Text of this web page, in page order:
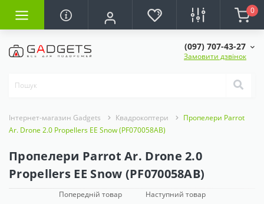
0
(097) 707-43-27
Замовити дзвінок
Інтернет-магазин Gadgets Квадрокоптери
Пропелери Parrot
Ar. Drone 2.0 Propellers EE Snow (PF070058AB)
Пропелери Parrot Ar. Drone 2.0
Propellers EE Snow (PF070058AB)
Попередній товар Наступний товар